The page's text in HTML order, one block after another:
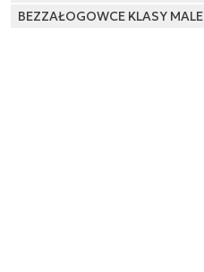
BEZZAŁOGOWCE KLASY MALE